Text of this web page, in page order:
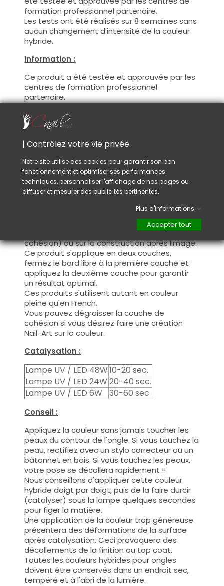
formation professionnel partenaire.
Les tests ont été réalisés sur 8 semaines sans
aucun changement d'intensité de la couleur
hybride.
Information :
Ce produit a été testée et approuvée par les
centres de formation professionnel
partenaire.
Avec ce produit vous pourrez satisfaire vos
clientes les plus exigeantes !
De plus, CNAILPRO porte une attention
suivons la réglementation en vigueur et
garantissons la conformité de nos produits.
Ceci pour garantir une sécurité d'utilisation
optimale.
Utilisation :
Cette couleur s'applique avec son pinceau, de
manière fine, sur la base (il n'est pas
nécessaire de dégraisser la couche de
cohésion) ou sur la construction après limage.
Ce produit s'applique en deux couches,
fermez le bord libre à la première couche et
appliquez la deuxième couche pour garantir
un résultat optimal.
Ces produits s'utilisent autant en couleur
pleine qu'en French.
Vous pouvez dégraisser la couche de
cohésion si vous désirez faire une création
Nail-Art sur la couleur.
Catalysation :
Lampe UV / LED 48W10-20 sec.
Lampe UV / LED 24W 20-40 sec.
Lampe UV / LED 6W
30-60 sec.
Conseil :
Appliquez la couleur sans jamais toucher les
peaux du contour de l'ongle. Si vous touchez la
peau, rectifiez avec un stylo correcteur ou un
bâtonnet en bois. Si vous touchez les peaux,
votre pose se décollera rapidement !!
Nous conseillons d'appliquer cette couleur
hybride doigt par doigt, puis de la faire durcir
(catalyser) sous la lampe quelques secondes
pour figer la matière.
Une application de la couleur trop généreuse
présentera des déformations de la surface
après catalysation. Ceci provoquera des
décollements de la finition ou top coat.
Toutes les couleurs hybrides pour ongles
doivent être conservés dans un endroit sec,
tempéré et à l'abri de la lumière.
| Contrôlez votre vie privée
Notre site utilise des cookies pour garantir son bon
fonctionnement et optimiser ses performances
techniques, personnaliser l'affichage de nos pages ou
diffuser et mesurer des publicités pertinentes.
Plus d'informations
Accepter tout